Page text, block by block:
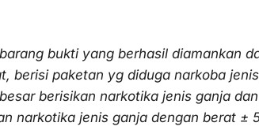
bukti yang berhasil diamankan
berisi paketan yg diduga narkoba
berisikan narkotika jenis ganja
narkotika jenis ganja dengan berat ±